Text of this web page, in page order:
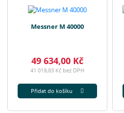
Messner M 40000
49 634,00 Kč
41 019,83 Kč bez DPH
Přidat do košíku